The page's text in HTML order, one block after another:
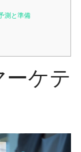
測と準備
ーケテ